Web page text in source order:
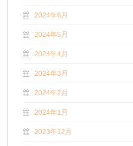
2024年6月
2024年5月
2024年4月
2024年3月
2024年2月
2024年1月
2023年12月